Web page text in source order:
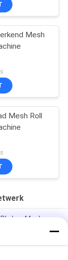
Mesh
Mesh Roll
Las Mesh
Machine